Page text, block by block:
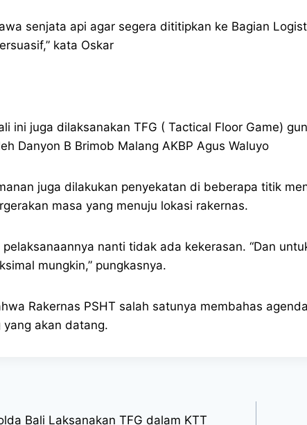
senjata api agar segera dititipkan ke Bagian
kata Oskar
ini juga dilaksanakan TFG ( Tactical Floor Game)
Danyon B Brimob Malang AKBP Agus Waluyo
juga dilakukan penyekatan di beberapa titik
masa yang menuju lokasi rakernas.
nanti tidak ada kekerasan. “Dan
mungkin,” pungkasnya.
Rakernas PSHT salah satunya membahas
akan datang.
Bali Laksanakan TFG dalam KTT